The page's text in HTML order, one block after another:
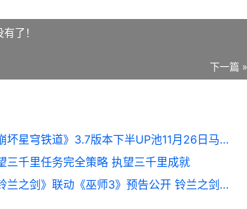
有了！
下一篇 »
《崩坏星穹铁道》3.7版本下半UP池11月26日马上开始 崩坏星穹铁道wiki
三千里任务完全策略 执望三千里成就
《铃兰之剑》联动《巫师3》预告公开 铃兰之剑是手游吗